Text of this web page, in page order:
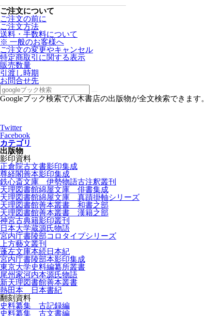
ご注文について
ご注文の前に
ご注文方法
送料・手数料について
※ 一般のお客様へ
ご注文の変更やキャンセル
特定商取引に関する表示
販売数量
引渡し時期
お問合せ先
Googleブック検索で八木書店の出版物が全文検索できます。
Twitter
Facebook
カテゴリ
出版物
影印資料
正倉院古文書影印集成
尊経閣善本影印集成
鉄心斎文庫 伊勢物語古注釈叢刊
天理図書館綿屋文庫 俳書集成
天理図書館綿屋文庫 真蹟掛軸シリーズ
天理図書館善本叢書 和書之部
天理図書館善本叢書 漢籍之部
神宮古典籍影印叢刊
日本大学蔵源氏物語
宮内庁書陵部コロタイプシリーズ
上方藝文叢刊
蓬左文庫本続日本紀
宮内庁書陵部本影印集成
東京大学史料編纂所叢書
尾州家河内本源氏物語
新天理図書館善本叢書
熱田本 日本書紀
翻刻資料
史料纂集 古記録編
史料纂集 古文書編